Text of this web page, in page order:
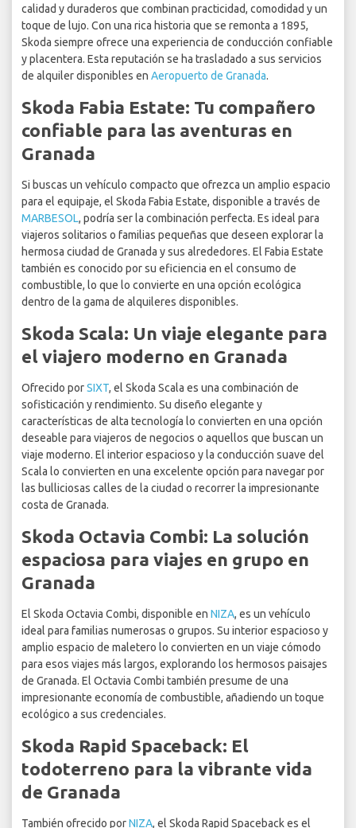
calidad y duraderos que combinan practicidad, comodidad y un
toque de lujo. Con una rica historia que se remonta a 1895,
Skoda siempre ofrece una experiencia de conducción confiable
y placentera. Esta reputación se ha trasladado a sus servicios
de alquiler disponibles en Aeropuerto de Granada.
Skoda Fabia Estate: Tu compañero
confiable para las aventuras en
Granada
Si buscas un vehículo compacto que ofrezca un amplio espacio
para el equipaje, el Skoda Fabia Estate, disponible a través de
MARBESOL, podría ser la combinación perfecta. Es ideal para
viajeros solitarios o familias pequeñas que deseen explorar la
hermosa ciudad de Granada y sus alrededores. El Fabia Estate
también es conocido por su eficiencia en el consumo de
combustible, lo que lo convierte en una opción ecológica
dentro de la gama de alquileres disponibles.
Skoda Scala: Un viaje elegante para
el viajero moderno en Granada
Ofrecido porSIXT, el Skoda Scala es una combinación de
sofisticación y rendimiento. Su diseño elegante y
características de alta tecnología lo convierten en una opción
deseable para viajeros de negocios o aquellos que buscan un
viaje moderno. El interior espacioso y la conducción suave del
Scala lo convierten en una excelente opción para navegar por
las bulliciosas calles de la ciudad o recorrer la impresionante
costa de Granada.
Skoda Octavia Combi: La solución
espaciosa para viajes en grupo en
Granada
El Skoda Octavia Combi, disponible en NIZA, es un vehículo
ideal para familias numerosas o grupos. Su interior espacioso y
amplio espacio de maletero lo convierten en un viaje cómodo
para esos viajes más largos, explorando los hermosos paisajes
de Granada. El Octavia Combi también presume de una
impresionante economía de combustible, añadiendo un toque
ecológico a sus credenciales.
Skoda Rapid Spaceback: El
todoterreno para la vibrante vida
de Granada
También ofrecido porNIZA, el Skoda Rapid Spaceback es el